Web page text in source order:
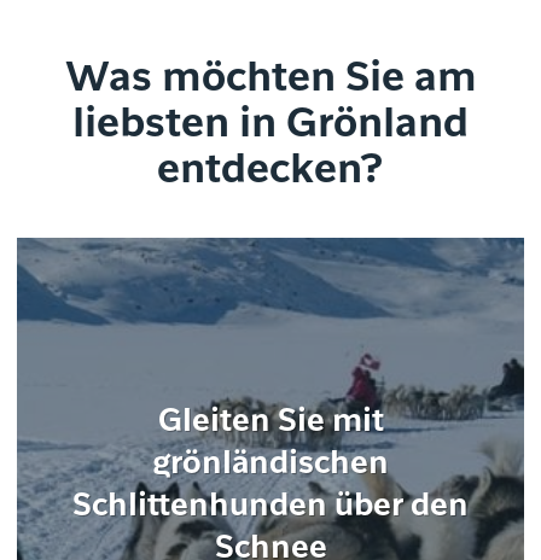
Was möchten Sie am
liebsten in Grönland
entdecken?
Gleiten Sie mit
grönländischen
Schlittenhunden über den
Schnee